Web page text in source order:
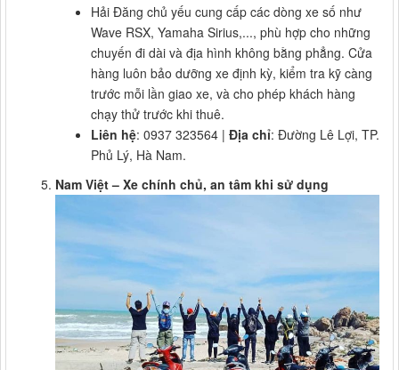
Hải Đăng chủ yếu cung cấp các dòng xe số như
Wave RSX, Yamaha Sirius,..., phù hợp cho những
chuyến đi dài và địa hình không bằng phẳng. Cửa
hàng luôn bảo dưỡng xe định kỳ, kiểm tra kỹ càng
trước mỗi lần giao xe, và cho phép khách hàng
chạy thử trước khi thuê.
Liên hệ: 0937 323564 | Địa chỉ: Đường Lê Lợi, TP.
Phủ Lý, Hà Nam.
Nam Việt – Xe chính chủ, an tâm khi sử dụng